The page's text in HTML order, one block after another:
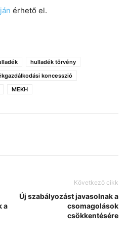
érhető el.
hulladék törvény
koncesszió
MEKH
a
Következő cikk
Új szabályozást javasolnak a
csomagolások
csökkentésére